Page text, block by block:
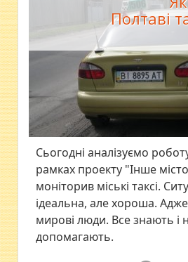
Полтаві
Сьогодні аналізуємо
рамках проекту "Інше
моніторив міські таксі.
ідеальна, але хороша.
мирові люди. Все знають і
допомагають.